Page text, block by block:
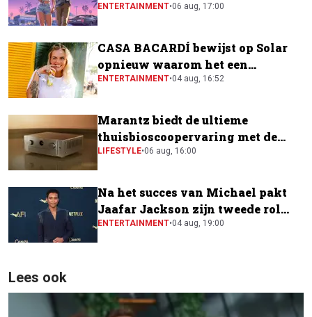
ENTERTAINMENT•06 aug, 17:00
CASA BACARDÍ bewijst op Solar
opnieuw waarom het een
festivalfavoriet is
ENTERTAINMENT•04 aug, 16:52
Marantz biedt de ultieme
thuisbioscoopervaring met de
CINEMA Series 2
LIFESTYLE•06 aug, 16:00
Na het succes van Michael pakt
Jaafar Jackson zijn tweede rol
naast Will Smith
ENTERTAINMENT•04 aug, 19:00
Lees ook